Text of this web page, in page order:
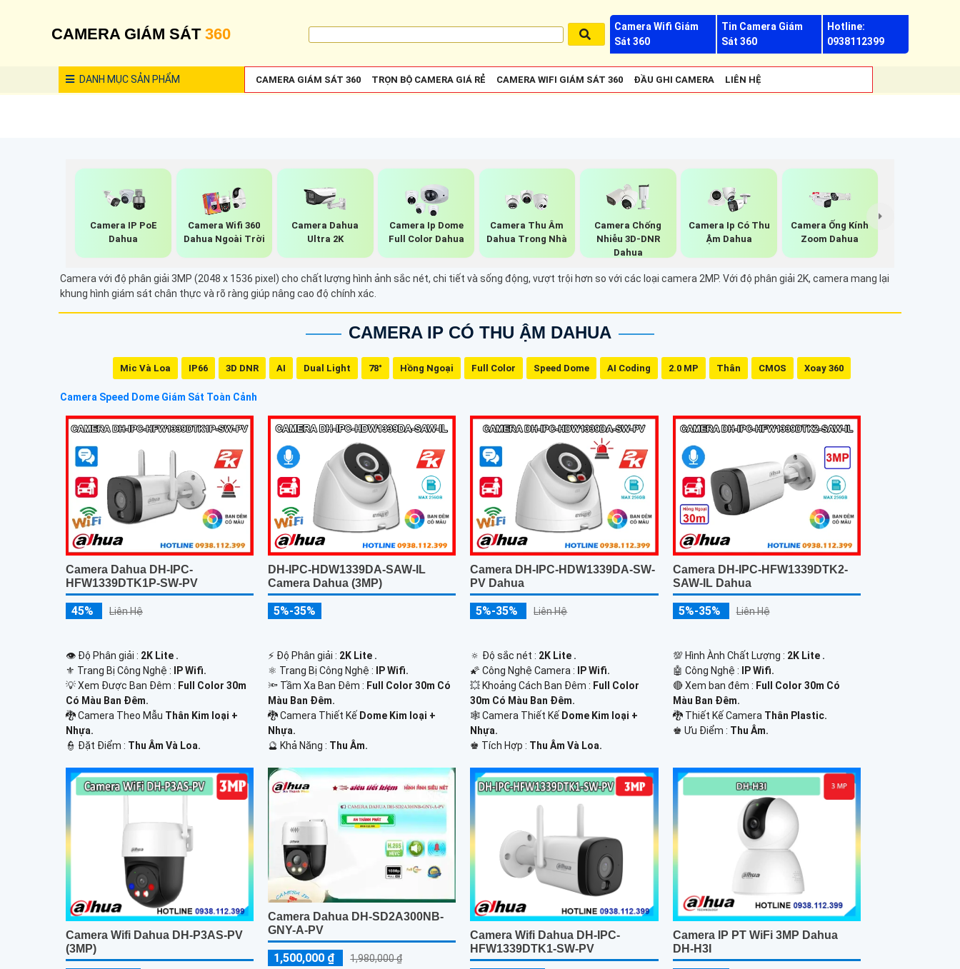
CAMERA GIÁM SÁT 360
Camera Wifi Giám
Sát 360
Tin Camera Giám
Sát 360
Hotline:
0938112399
DANH MỤCSẢN PHẨM CAMERA GIÁM SÁT 360 TRỌN BỘ CAMERA GIÁ RẺ CAMERA WIFI GIÁM SÁT 360 ĐẦU GHI CAMERA LIÊN HỆ
Camera IP PoE
Dahua
Camera Wifi 360
Dahua Ngoài Trời
Camera Dahua
Ultra 2K
Camera Ip Dome
Full Color Dahua
Camera Thu Âm
Dahua Trong Nhà
Camera Chống
Nhiễu 3D-DNR
Dahua
Camera Ip Có Thu
Ậm Dahua
Camera Ống Kính
Zoom Dahua
Camera với độ phân giải 3MP (2048 x 1536 pixel) cho chất lượng hình ảnh sắc nét, chi tiết và sống động, vượt trội hơn so với các loại camera 2MP. Với độ phân giải 2K, camera mang lại
khung hình giám sát chân thực và rõ ràng giúp nâng cao độ chính xác.
CAMERA IP CÓ THU ẬM DAHUA
Mic Và Loa IP66 3D DNR AI Dual Light 78° Hồng Ngoại Full Color Speed Dome AI Coding 2.0 MP Thân CMOS Xoay 360
Camera Speed Dome Giám Sát Toàn Cảnh
Camera Dahua DH-IPC-
HFW1339DTK1P-SW-PV
45% Liên Hệ
👁 Độ Phân giải : 2K Lite .
⚜️ Trang Bị Công Nghệ :
IP Wifi.
💡 Xem Được Ban Đêm : Full Color 30m
Có Màu Ban Ðêm.
🐉️ Camera Theo Mẫu Thân Kim loại +
Nhựa.
️👮 Đặt Điểm : Thu Âm Và Loa.
DH-IPC-HDW1339DA-SAW-IL
Camera Dahua (3MP)
5%-35%
️⚡ Độ Phân giải : 2K Lite .
⚛️ Trang Bị Công Nghệ : IP Wifi.
🔦 Tầm Xa Ban Đêm : Full Color 30m Có
Màu Ban Ðêm.
🐉️ Camera Thiết Kế Dome Kim loại +
Nhựa.
️🔮 Khả Năng : Thu Âm.
Camera DH-IPC-HDW1339DA-SW-
PV Dahua
5%-35% Liên Hệ
🔅 Độ sắc nét : 2K Lite .
🌠 Công Nghệ Camera :
IP Wifi.
💥 Khoảng Cách Ban Đêm : Full Color
30m Có Màu Ban Ðêm.
🕸️ Camera Thiết Kế Dome Kim loại +
Nhựa.
️♚ Tích Hợp : Thu Âm Và Loa.
Camera DH-IPC-HFW1339DTK2-
SAW-IL Dahua
5%-35% Liên Hệ
💯 Hình Ành Chất Lượng : 2K Lite .
🤖️ Công Nghệ :
IP Wifi.
🔴 Xem ban đêm : Full Color 30m Có
Màu Ban Ðêm.
🐉️ Thiết Kế Camera Thân Plastic.
️♚ Ưu Điểm : Thu Âm.
Camera Wifi Dahua DH-P3AS-PV
(3MP)
Camera Dahua DH-SD2A300NB-
GNY-A-PV
1,500,000 ₫ 1,980,000 ₫
Camera Wifi Dahua DH-IPC-
HFW1339DTK1-SW-PV
Camera IP PT WiFi 3MP Dahua
DH-H3I